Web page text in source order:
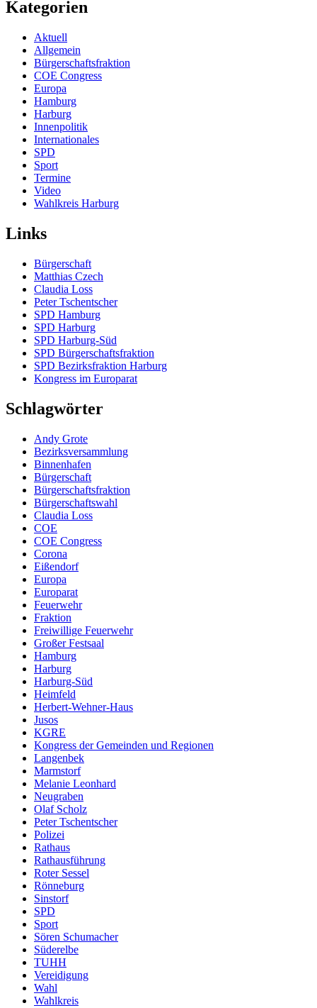
Kategorien
Aktuell
Allgemein
Bürgerschaftsfraktion
COE Congress
Europa
Hamburg
Harburg
Innenpolitik
Internationales
SPD
Sport
Termine
Video
Wahlkreis Harburg
Links
Bürgerschaft
Matthias Czech
Claudia Loss
Peter Tschentscher
SPD Hamburg
SPD Harburg
SPD Harburg-Süd
SPD Bürgerschaftsfraktion
SPD Bezirksfraktion Harburg
Kongress im Europarat
Schlagwörter
Andy Grote
Bezirksversammlung
Binnenhafen
Bürgerschaft
Bürgerschaftsfraktion
Bürgerschaftswahl
Claudia Loss
COE
COE Congress
Corona
Eißendorf
Europa
Europarat
Feuerwehr
Fraktion
Freiwillige Feuerwehr
Großer Festsaal
Hamburg
Harburg
Harburg-Süd
Heimfeld
Herbert-Wehner-Haus
Jusos
KGRE
Kongress der Gemeinden und Regionen
Langenbek
Marmstorf
Melanie Leonhard
Neugraben
Olaf Scholz
Peter Tschentscher
Polizei
Rathaus
Rathausführung
Roter Sessel
Rönneburg
Sinstorf
SPD
Sport
Sören Schumacher
Süderelbe
TUHH
Vereidigung
Wahl
Wahlkreis